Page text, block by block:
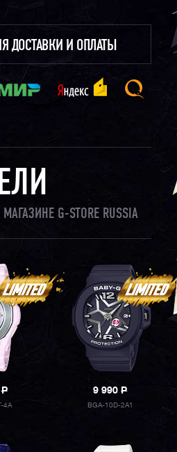
ДОСТАВКИ И ОПЛАТЫ
G-STORE RUSSIA
P
4A
9 990P
BGA-10D-2A1